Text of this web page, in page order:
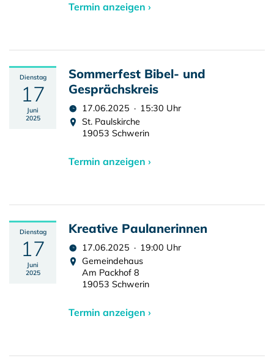
Termin anzeigen ›
Dienstag
17
Juni
2025
Sommerfest Bibel- und
Gesprächskreis
17.06.2025 · 15:30 Uhr
St. Paulskirche
19053 Schwerin
Termin anzeigen ›
Dienstag
17
Juni
2025
Kreative Paulanerinnen
17.06.2025 · 19:00 Uhr
Gemeindehaus
Am Packhof 8
19053 Schwerin
Termin anzeigen ›